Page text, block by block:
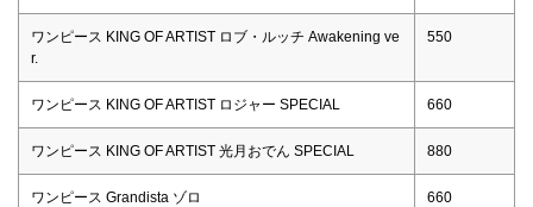
ワンピース KING OF ARTIST ロブ・ルッチ Awakening ve
r.
550
ワンピース KING OF ARTIST ロジャー SPECIAL 660
ワンピース KING OF ARTIST 光月おでん SPECIAL 880
ワンピース Grandista ゾロ 660